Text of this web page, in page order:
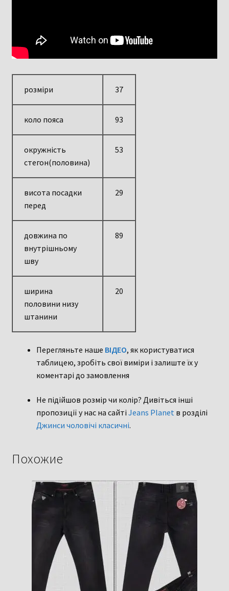
розміри 37
коло пояса 93
окружність
стегон(половина)
53
висота посадки
перед
29
довжина по
внутрішньому
шву
89
ширина
половини низу
штанини
20
Перегляньте наше ВІДЕО, як користуватися
таблицею, зробіть свої виміри і залиште їх у
коментарі до замовлення
Не підійшов розмір чи колір? Дивіться інші
пропозиції у нас на сайті Jeans Planet в розділі
Джинси чоловічі класичні.
Похожие